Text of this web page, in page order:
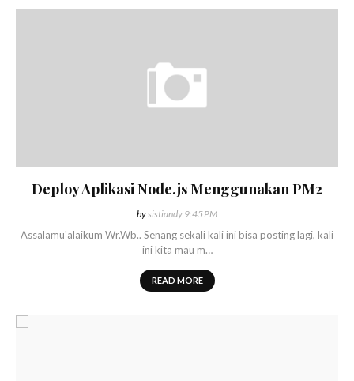
Deploy Aplikasi Node.js Menggunakan PM2
bysistiandy 9:45 PM
Assalamu'alaikum Wr.Wb.. Senang sekali kali ini bisa posting lagi, kali
ini kita mau m…
READ MORE